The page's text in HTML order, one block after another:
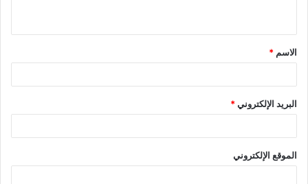
ق
*
الاسم *
البريد الإلكتروني*
الموقع الإلكتروني